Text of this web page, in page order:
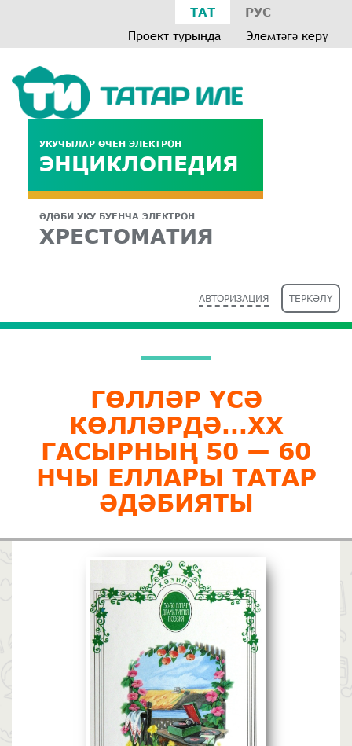
ТАТ РУС
Проект турында Элемтәгә керү
УКУЧЫЛАР ӨЧЕН ЭЛЕКТРОН
ЭНЦИКЛОПЕДИЯ
ӘДӘБИ УКУ БУЕНЧА ЭЛЕКТРОН
ХРЕСТОМАТИЯ
АВТОРИЗАЦИЯ ТЕРКӘЛҮ
ГӨЛЛӘР ҮСӘ
КӨЛЛӘРДӘ...XX
ГАСЫРНЫҢ 50 — 60
НЧЫ ЕЛЛАРЫ ТАТАР
ӘДӘБИЯТЫ